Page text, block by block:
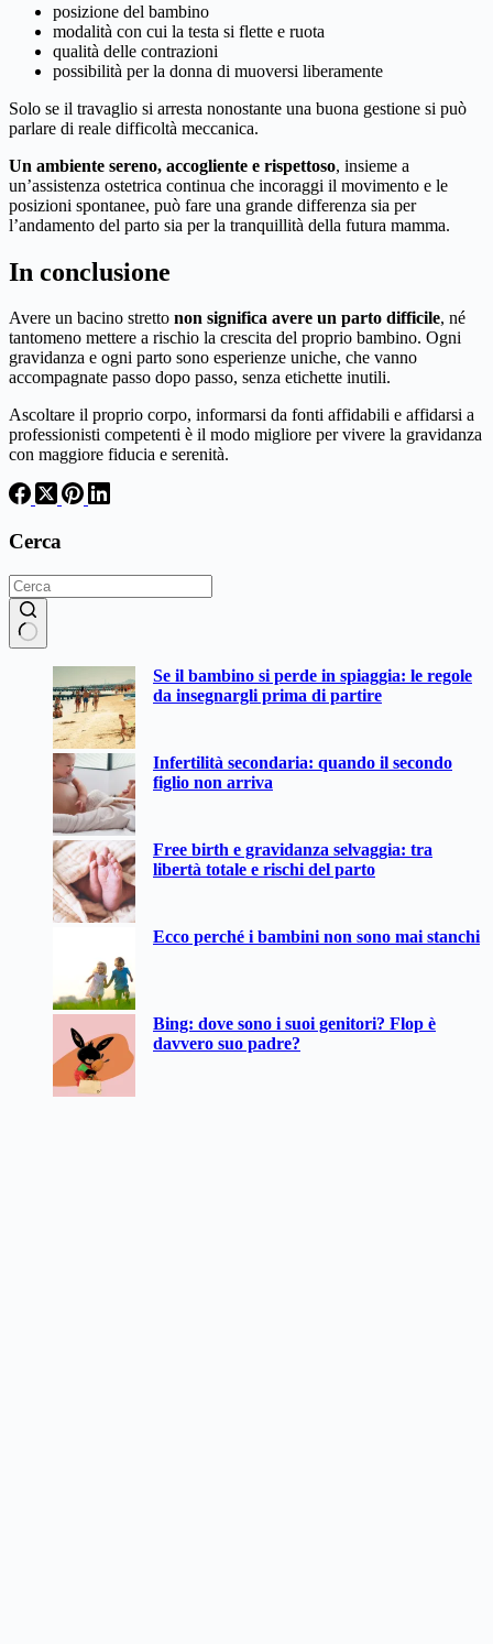
posizione del bambino
modalità con cui la testa si flette e ruota
qualità delle contrazioni
possibilità per la donna di muoversi liberamente
Solo se il travaglio si arresta nonostante una buona gestione si può
parlare di reale difficoltà meccanica.
Un ambiente sereno, accogliente e rispettoso, insieme a
un’assistenza ostetrica continua che incoraggi il movimento e le
posizioni spontanee, può fare una grande differenza sia per
l’andamento del parto sia per la tranquillità della futura mamma.
In conclusione
Avere un bacino stretto non significa avere un parto difficile, né
tantomeno mettere a rischio la crescita del proprio bambino. Ogni
gravidanza e ogni parto sono esperienze uniche, che vanno
accompagnate passo dopo passo, senza etichette inutili.
Ascoltare il proprio corpo, informarsi da fonti affidabili e affidarsi a
professionisti competenti è il modo migliore per vivere la gravidanza
con maggiore fiducia e serenità.
Cerca
Se il bambino si perde in spiaggia: le regole
da insegnargli prima di partire
Infertilità secondaria: quando il secondo
figlio non arriva
Free birth e gravidanza selvaggia: tra
libertà totale e rischi del parto
Ecco perché i bambini non sono mai stanchi
Bing: dove sono i suoi genitori? Flop è
davvero suo padre?